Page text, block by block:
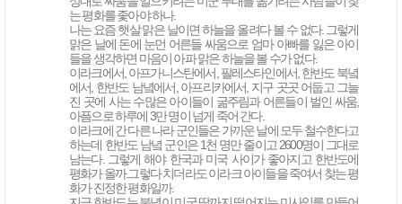
는 평화를 좇아야 하나.
나는 요즘 햇살 맑은 날이면 하늘을 올려다 볼 수 없다. 그렇게
맑은 날에 돈에 눈먼 어른들 싸움으로 엄마 아빠를 잃은 아이
들을 생각하면 마음이 아파 맑은 하늘을 볼 수가 없다.
이라크에서, 아프가니스탄에서, 팔레스타인에서, 한반도 북녘
에서, 한반도 남녘에서, 아프리카에서, 지구 곳곳 어둡고 그늘
진 곳에 사는 수많은 아이들이 굶주림과 어른들이 벌인 싸움,
아픔으로 하루에 3만 명이 넘게 죽어 간다.
이라크에 간 다른 나라 군인들은 가까운 날에 모두 철수한다고
하는데 한반도 남녘 군인은 1천 명만 줄이고 2600명이 그대로
남는다. 그렇게 해야 한국과 미국 사이가 좋아지고 한반도에
평화가 올까.그렇다 치더라도 이라크 아이들을 죽여서 찾는 평
화가 진정한 평화일까.